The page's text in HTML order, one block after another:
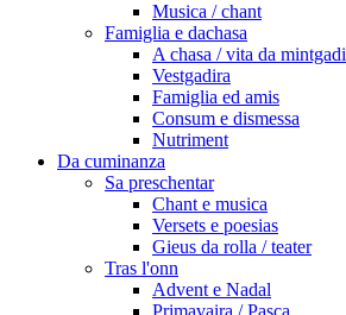
Musica / chant
Famiglia e dachasa
A chasa / vita da mintgadi
Vestgadira
Famiglia ed amis
Consum e dismessa
Nutriment
Da cuminanza
Sa preschentar
Chant e musica
Versets e poesias
Gieus da rolla / teater
Tras l'onn
Advent e Nadal
Primavaira / Pasca